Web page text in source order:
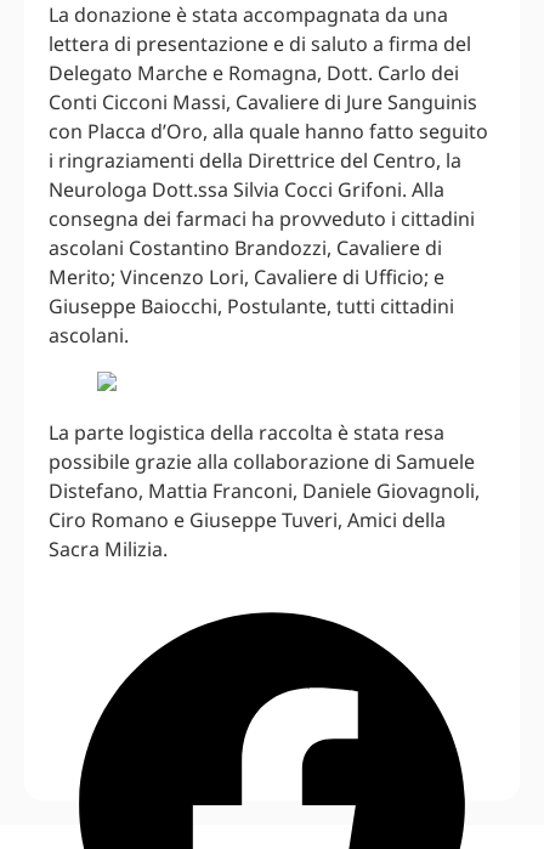
La donazione è stata accompagnata da una
lettera di presentazione e di saluto a firma del
Delegato Marche e Romagna, Dott. Carlo dei
Conti Cicconi Massi, Cavaliere di Jure Sanguinis
con Placca d’Oro, alla quale hanno fatto seguito
i ringraziamenti della Direttrice del Centro, la
Neurologa Dott.ssa Silvia Cocci Grifoni. Alla
consegna dei farmaci ha provveduto i cittadini
ascolani Costantino Brandozzi, Cavaliere di
Merito; Vincenzo Lori, Cavaliere di Ufficio; e
Giuseppe Baiocchi, Postulante, tutti cittadini
ascolani.
La parte logistica della raccolta è stata resa
possibile grazie alla collaborazione di Samuele
Distefano, Mattia Franconi, Daniele Giovagnoli,
Ciro Romano e Giuseppe Tuveri, Amici della
Sacra Milizia.